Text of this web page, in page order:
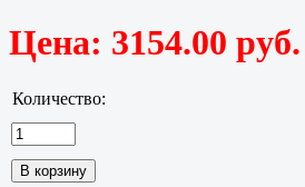
Цена: 3154.00 руб.
Количество: